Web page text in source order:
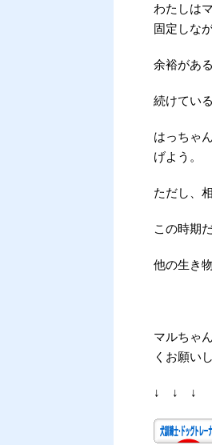
わたしは
固定しな
余裕があ
続けてい
はっちゃ
げよう。
ただし、
この時期
他の生き
マルちゃ
くお願い
↓ ↓ ↓